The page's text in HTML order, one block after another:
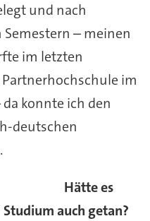
und nach
– meinen
im letzten
im
konnte ich den
deutschen
Hätte es
auch getan?